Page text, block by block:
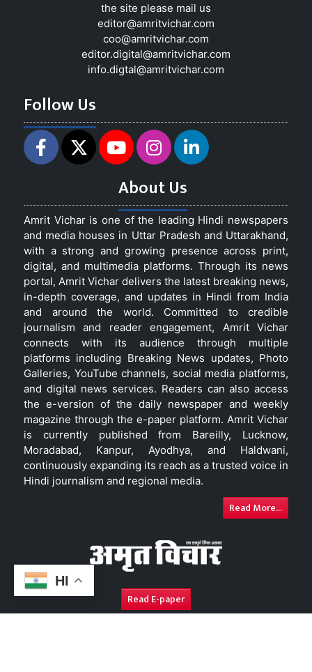
HI
the site please mail us
editor@amritvichar.com
coo@amritvichar.com
editor.digital@amritvichar.com
info.digtal@amritvichar.com
Follow Us
About Us
Amrit Vichar is one of the leading Hindi newspapers
and media houses in Uttar Pradesh and Uttarakhand,
with a strong and growing presence across print,
digital, and multimedia platforms. Through its news
portal, Amrit Vichar delivers the latest breaking news,
in-depth coverage, and updates in Hindi from India
and around the world. Committed to credible
journalism and reader engagement, Amrit Vichar
connects with its audience through multiple
platforms including Breaking News updates, Photo
Galleries, YouTube channels, social media platforms,
and digital news services. Readers can also access
the e-version of the daily newspaper and weekly
magazine through the e-paper platform. Amrit Vichar
is currently published from Bareilly, Lucknow,
Moradabad, Kanpur, Ayodhya, and Haldwani,
continuously expanding its reach as a trusted voice in
Hindi journalism and regional media.
Read More...
Read E-paper